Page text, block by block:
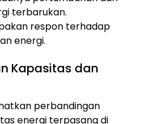
terbarukan.
respon terhadap
energi.
Kapasitas dan
perbandingan
energi terpasang di